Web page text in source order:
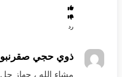
رد
ذوي حجي صقرنبو